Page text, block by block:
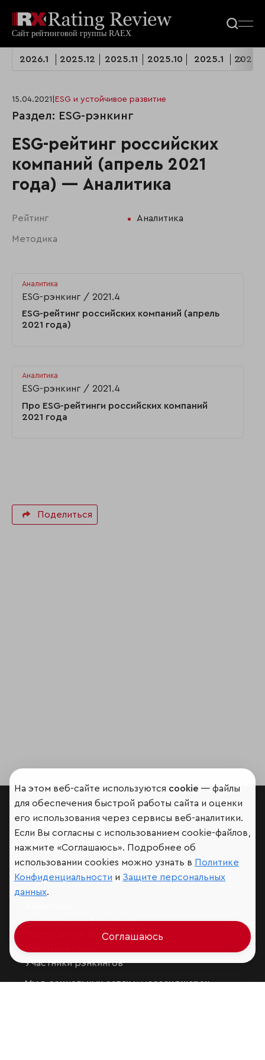
2026.1 2025.12 2025.11 2025.10 2025.1
15.04.2021 ESG и устойчивое развитие
Раздел: ESG-рэнкинг
ESG-рейтинг российских
компаний (апрель 2021
года) — Аналитика
Рейтинг Аналитика
Методика
Аналитика
ESG-рэнкинг
2021.4
ESG-рейтинг российских компаний (апрель
2021 года)
Аналитика
ESG-рэнкинг
2021.4
Про ESG-рейтинги российских компаний
2021 года
Поделиться
Мир сквозь призму рейтингов
Контактная информация
Подписаться на рассылку
Участники рэнкингов
Мы в социальных сетях и мессенджерах
На этом веб-сайте используются cookie — файлы
для обеспечения быстрой работы сайта и оценки
его использования через сервисы веб-аналитики.
Если Вы согласны с использованием cookie-файлов,
нажмите «Соглашаюсь». Подробнее об
использовании cookies можно узнать в Политике
Конфиденциальности и Защите персональных
данных.
Соглашаюсь